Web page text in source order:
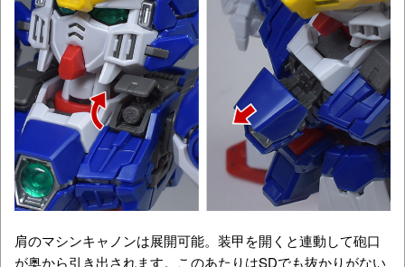
肩のマシンキャノンは展開可能。装甲を開くと連動して砲口
が奥から引き出されます。このあたりはSDでも抜かりがない